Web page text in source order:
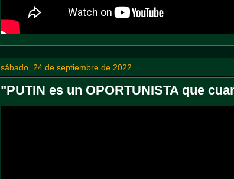
sábado, 24 de septiembre de 2022
"PUTIN es un OPORTUNISTA que